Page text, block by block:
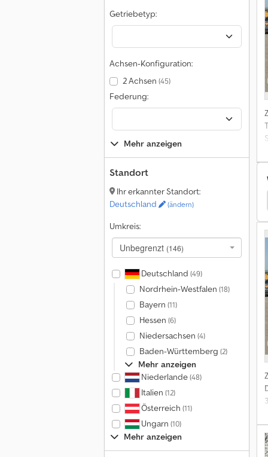
Getriebetyp:
Achsen-Konfiguration:
2 Achsen (45)
Federung:
Mehr anzeigen
Standort
Ihr erkannter Standort:
Deutschland
(ändern)
Umkreis:
Unbegrenzt (146)
Deutschland (49)
Nordrhein-Westfalen (18)
Bayern (11)
Hessen (6)
Niedersachsen (4)
Baden-Württemberg (2)
Mehr anzeigen
Niederlande(48)
Italien (12)
Österreich (11)
Ungarn (10)
Mehr anzeigen
Sichelschmidt Frontstapler Halla Frontstapler
3